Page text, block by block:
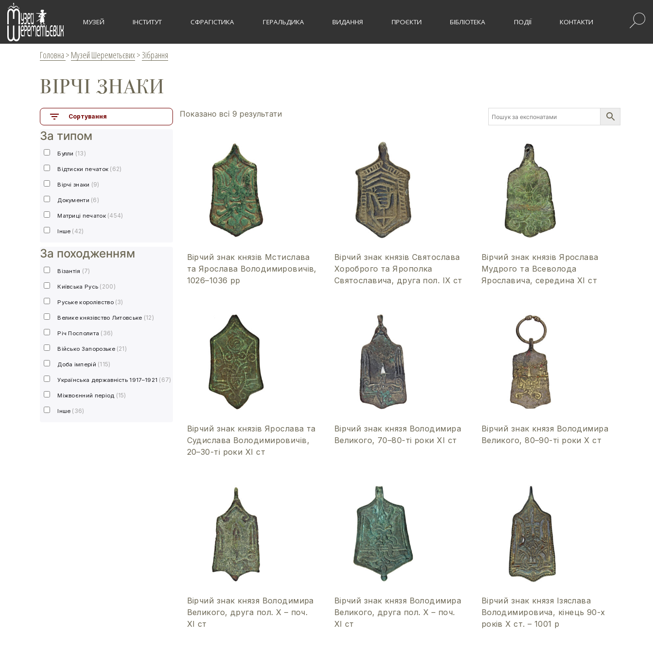
МУЗЕЙ ІНСТИТУТ СФРАГІСТИКА ГЕРАЛЬДИКА ВИДАННЯ ПРОЄКТИ БІБЛІОТЕКА ПОДІЇ КОНТАКТИ
Головна > Музей Шереметьєвих>Зібрання
ВІРЧІ ЗНАКИ
Сортування
За типом
Булли (13)
Відтиски печаток (62)
Вірчі знаки (9)
Документи (6)
Матриці печаток (454)
Інше (42)
За походженням
Візантія (7)
Київська Русь (200)
Руське королівство (3)
Велике князівство Литовське (12)
Річ Посполита (36)
Військо Запорозьке (21)
Доба імперій (115)
Українська державність 1917–1921 (67)
Міжвоєнний період (15)
Інше (36)
Показано всі 9 результати
Вірчий знак князів Мстислава
та Ярослава Володимировичів,
1026–1036 рр
Вірчий знак князів Святослава
Хороброго та Ярополка
Святославича, друга пол. IX ст
Вірчий знак князів Ярослава
Мудрого та Всеволода
Ярославича, середина ХІ ст
Вірчий знак князів Ярослава та
Судислава Володимировичів,
20–30-ті роки ХІ ст
Вірчий знак князя Володимира
Великого, 70–80-ті роки ХІ ст
Вірчий знак князя Володимира
Великого, 80–90-ті роки Х ст
Вірчий знак князя Володимира
Великого, друга пол. Х – поч.
ХІ ст
Вірчий знак князя Володимира
Великого, друга пол. Х – поч.
ХІ ст
Вірчий знак князя Ізяслава
Володимировича, кінець 90-х
років Х ст. – 1001 р